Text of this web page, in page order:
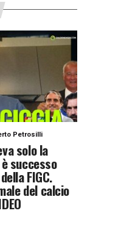
Petrosilli
solo la
successo
FIGC.
del calcio